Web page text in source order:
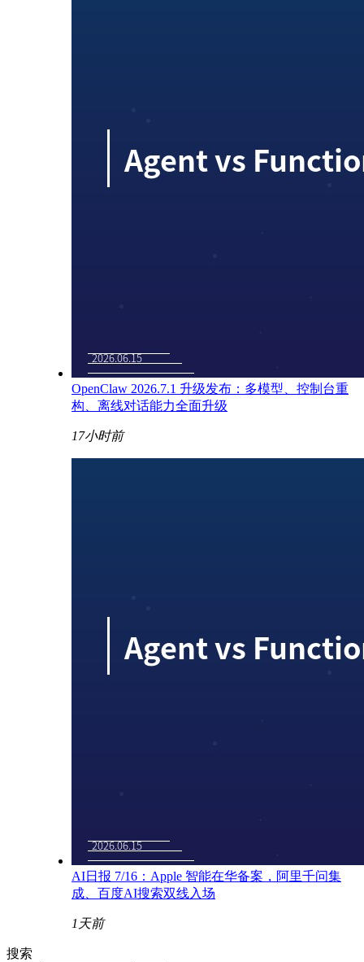
OpenClaw 2026.7.1 升级发布：多模型、控制台重
构、离线对话能力全面升级
17小时前
AI日报 7/16：Apple 智能在华备案，阿里千问集
成、百度AI搜索双线入场
1天前
搜索